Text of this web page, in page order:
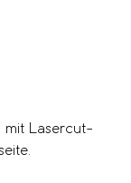
mit Lasercut-